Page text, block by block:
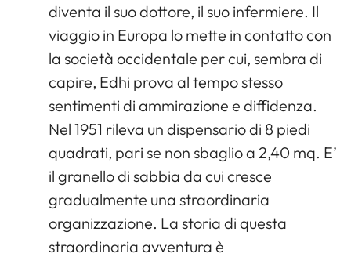
diventa il suo dottore, il suo infermiere. Il
viaggio in Europa lo mette in contatto con
la società occidentale per cui, sembra di
capire, Edhi prova al tempo stesso
sentimenti di ammirazione e diffidenza.
Nel 1951 rileva un dispensario di 8 piedi
quadrati, pari se non sbaglio a 2,40 mq. E’
il granello di sabbia da cui cresce
gradualmente una straordinaria
organizzazione. La storia di questa
straordinaria avventura è